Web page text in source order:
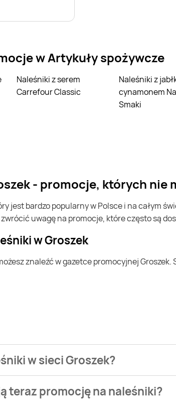
w Artykuły spożywcze
Naleśniki z serem
Carrefour Classic
Naleśniki z jabłkami i
cynamonem
Smaki
- promocje, których nie
uwagę na promocje, które często są
w Groszek
w sieci Groszek?
teraz promocję na naleśniki?